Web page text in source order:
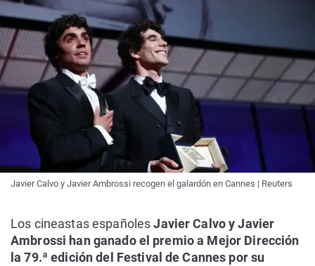
Javier Calvo y Javier Ambrossi recogen el galardón en Cannes | Reuters
Los cineastas españolesJavier Calvo y Javier
Ambrossi han ganado el premio a Mejor Dirección
la 79.ª edición del Festival de Cannes por su